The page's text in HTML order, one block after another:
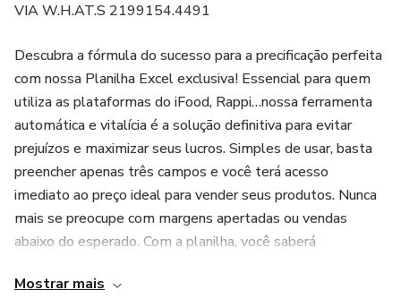
VIA W.H.AT.S 2199154.4491
Descubra a fórmula do sucesso para a precificação perfeita
com nossa Planilha Excel exclusiva! Essencial para quem
utiliza as plataformas do iFood, Rappi…nossa ferramenta
automática e vitalícia é a solução definitiva para evitar
prejuízos e maximizar seus lucros. Simples de usar, basta
preencher apenas três campos e você terá acesso
imediato ao preço ideal para vender seus produtos. Nunca
mais se preocupe com margens apertadas ou vendas
abaixo do esperado. Com a planilha, você saberá
margem disponível em cada produto. Não corra riscos
Mostrar mais